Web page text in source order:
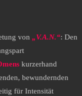
von „V.A.N.“: Den
kurzerhand
bewundernden
für Intensität